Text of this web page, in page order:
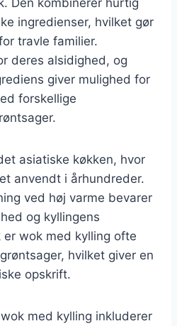
ingredienser, hvilket gør
travle familier.
deres alsidighed, og
giver mulighed for
forskellige
asiatiske køkken, hvor
anvendt i århundreder.
ved høj varme bevarer
og kyllingens
er wok med kylling ofte
hvilket giver en
opskrift.
med kylling inkluderer